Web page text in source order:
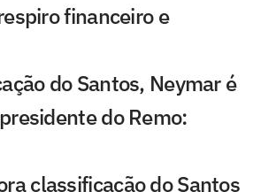
financeiro e
do Santos, Neymar é
do Remo:
classificação do Santos